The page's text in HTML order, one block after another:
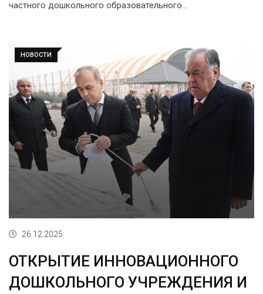
частного дошкольного образовательного…
НОВОСТИ
26.12.2025
ОТКРЫТИЕ ИННОВАЦИОННОГО
ДОШКОЛЬНОГО УЧРЕЖДЕНИЯ И